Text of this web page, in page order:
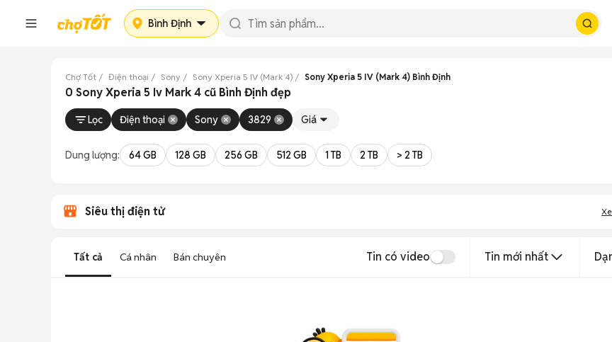
Bình Định
Chợ Tốt Điện thoại Sony Sony Xperia 5 IV (Mark 4) Sony Xperia 5 IV (Mark 4) Bình Định
0 Sony Xperia 5 Iv Mark 4 cũ Bình Định đẹp
Lọc Điện thoại Sony 3829 Giá
Dung lượng: 64 GB 128 GB 256 GB 512 GB 1 TB 2 TB > 2 TB
Siêu thị điện tử
Tất cả Cá nhân Bán chuyên Tin có video Tin mới nhất